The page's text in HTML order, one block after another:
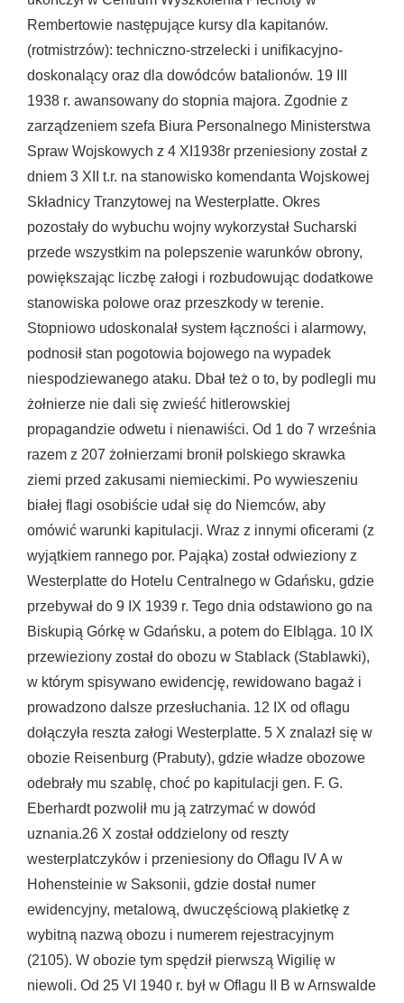
Rembertowie następujące kursy dla kapitanów.
(rotmistrzów): techniczno-strzelecki i unifikacyjno-
doskonalący oraz dla dowódców batalionów. 19 III
1938 r. awansowany do stopnia majora. Zgodnie z
zarządzeniem szefa Biura Personalnego Ministerstwa
Spraw Wojskowych z 4 XI1938r przeniesiony został z
dniem 3 XII t.r. na stanowisko komendanta Wojskowej
Składnicy Tranzytowej na Westerplatte. Okres
pozostały do wybuchu wojny wykorzystał Sucharski
przede wszystkim na polepszenie warunków obrony,
powiększając liczbę załogi i rozbudowując dodatkowe
stanowiska polowe oraz przeszkody w terenie.
Stopniowo udoskonalał system łączności i alarmowy,
podnosił stan pogotowia bojowego na wypadek
niespodziewanego ataku. Dbał też o to, by podlegli mu
żołnierze nie dali się zwieść hitlerowskiej
propagandzie odwetu i nienawiści. Od 1 do 7 września
razem z 207 żołnierzami bronił polskiego skrawka
ziemi przed zakusami niemieckimi. Po wywieszeniu
białej flagi osobiście udał się do Niemców, aby
omówić warunki kapitulacji. Wraz z innymi oficerami (z
wyjątkiem rannego por. Pająka) został odwieziony z
Westerplatte do Hotelu Centralnego w Gdańsku, gdzie
przebywał do 9 IX 1939 r. Tego dnia odstawiono go na
Biskupią Górkę w Gdańsku, a potem do Elbląga. 10 IX
przewieziony został do obozu w Stablack (Stablawki),
w którym spisywano ewidencję, rewidowano bagaż i
prowadzono dalsze przesłuchania. 12 IX od oflagu
dołączyła reszta załogi Westerplatte. 5 X znalazł się w
obozie Reisenburg (Prabuty), gdzie władze obozowe
odebrały mu szablę, choć po kapitulacji gen. F. G.
Eberhardt pozwolił mu ją zatrzymać w dowód
uznania.26 X został oddzielony od reszty
westerplatczyków i przeniesiony do Oflagu IV A w
Hohensteinie w Saksonii, gdzie dostał numer
ewidencyjny, metalową, dwuczęściową plakietkę z
wybitną nazwą obozu i numerem rejestracyjnym
(2105). W obozie tym spędził pierwszą Wigilię w
niewoli. Od 25 VI 1940 r. był w Oflagu II B w Arnswalde